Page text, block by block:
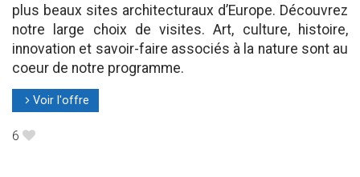
plus beaux sites architecturaux d’Europe. Découvrez
notre large choix de visites. Art, culture, histoire,
innovation et savoir-faire associés à la nature sont au
coeur de notre programme.
l Voir l'offre
6 B